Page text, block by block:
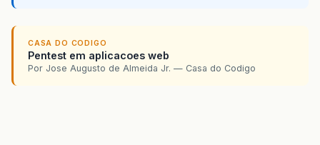
CASA DO CODIGO
Pentest em aplicacoes web
Por Jose Augusto de Almeida Jr. — Casa do Codigo